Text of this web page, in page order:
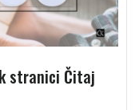
stranici Čitaj